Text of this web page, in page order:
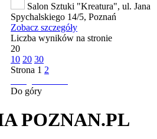
Salon Sztuki "Kreatura", ul. Jana
Spychalskiego 14/5, Poznań
Zobacz szczegóły
Liczba wyników na stronie
20
10 20 30
Strona 1 2
Do góry
POZNAN.PL